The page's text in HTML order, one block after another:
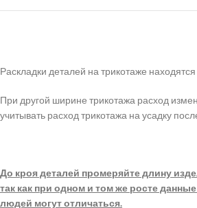
Раскладки деталей на трикотаже
При другой ширине трикотажа расход
учитывать расход трикотажа на усадку
До кроя деталей промеряйте длину
так как при одном и том же росте
людей могут отличаться.